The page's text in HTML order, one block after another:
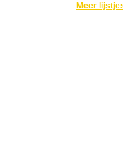
Meer